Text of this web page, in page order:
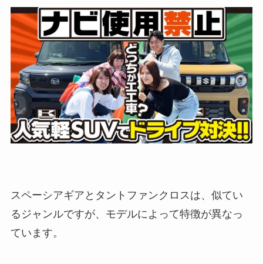
スペーシアギアとタントファンクロスは、似てい
るジャンルですが、モデルによって特徴が異なっ
ています。